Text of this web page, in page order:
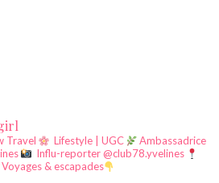
Travel Lifestyle | UGC
Ambassadrice
Influ-reporter @club78.yvelines
Voyages & escapades